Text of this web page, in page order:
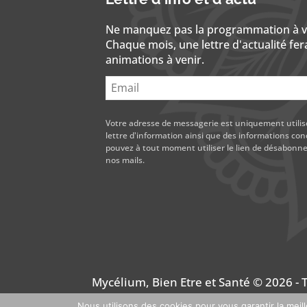
Ne manquez pas la programmation à
Chaque mois, une lettre d'actualité
animations à venir.
Votre adresse de messagerie est uniquement
lettre d'information ainsi que des informations
pouvez à tout moment utiliser le lien de
nos mails.
Mycélium, Bien Etre et Santé © 2026